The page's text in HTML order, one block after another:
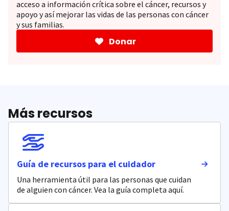
acceso a información crítica sobre el cáncer, recursos y
apoyo y así mejorar las vidas de las personas con cáncer
y sus familias.
Donar
Más recursos
Guía de recursos para el cuidador
Una herramienta útil para las personas que cuidan
de alguien con cáncer. Vea la guía completa aquí.